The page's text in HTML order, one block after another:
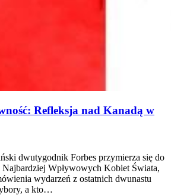
Refleksja nad Kanadą w
dwutygodnik Forbes przymierza się do
Wpływowych Kobiet Świata,
wydarzeń z ostatnich dwunastu
a kto…